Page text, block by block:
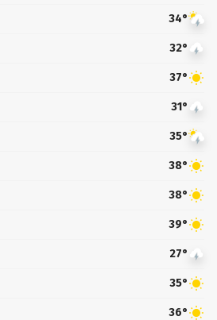
34°
32°
37°
31°
35°
38°
38°
39°
27°
35°
36°